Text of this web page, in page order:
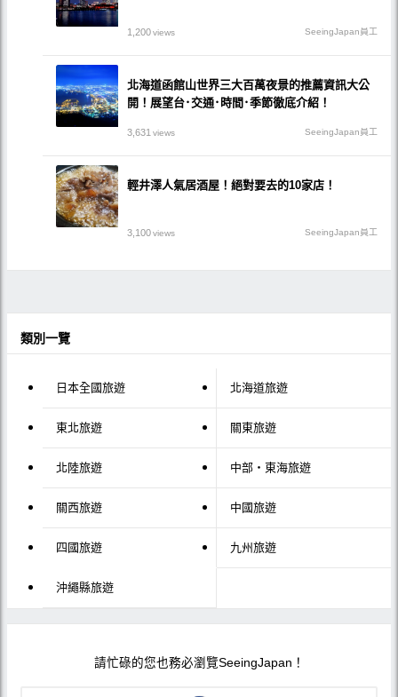
1,200views SeeingJapan員工
北海道函館山世界三大百萬夜景的推薦資訊大公
開！展望台･交通･時間･季節徹底介紹！
3,631 views SeeingJapan員工
輕井澤人氣居酒屋！絕對要去的10家店！
3,100views SeeingJapan員工
類別一覽
日本全國旅遊 北海道旅遊
東北旅遊 關東旅遊
北陸旅遊 中部・東海旅遊
關西旅遊 中國旅遊
四國旅遊 九州旅遊
沖繩縣旅遊
請忙碌的您也務必瀏覽SeeingJapan！